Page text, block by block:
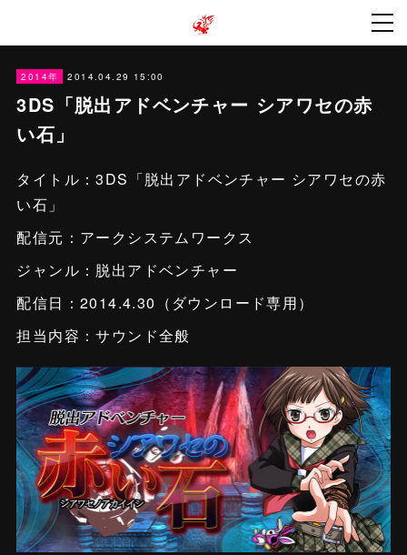
2014年 2014.04.29 15:00
3DS「脱出アドベンチャー シアワセの赤
い石」
タイトル：3DS「脱出アドベンチャー シアワセの赤
い石」
配信元：アークシステムワークス
ジャンル：脱出アドベンチャー
配信日：2014.4.30（ダウンロード専用）
担当内容：サウンド全般